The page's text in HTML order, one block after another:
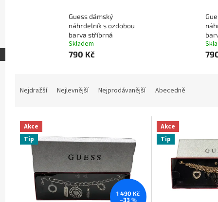
Guess dámský
náhrdelník s ozdobou
barva stříbrná
Skladem
790 Kč
n
p
Nejdražší Nejlevnější Nejprodávanější Abecedně
V
p
Akce
Tip
1 490 Kč
–33 %
Akce
Tip